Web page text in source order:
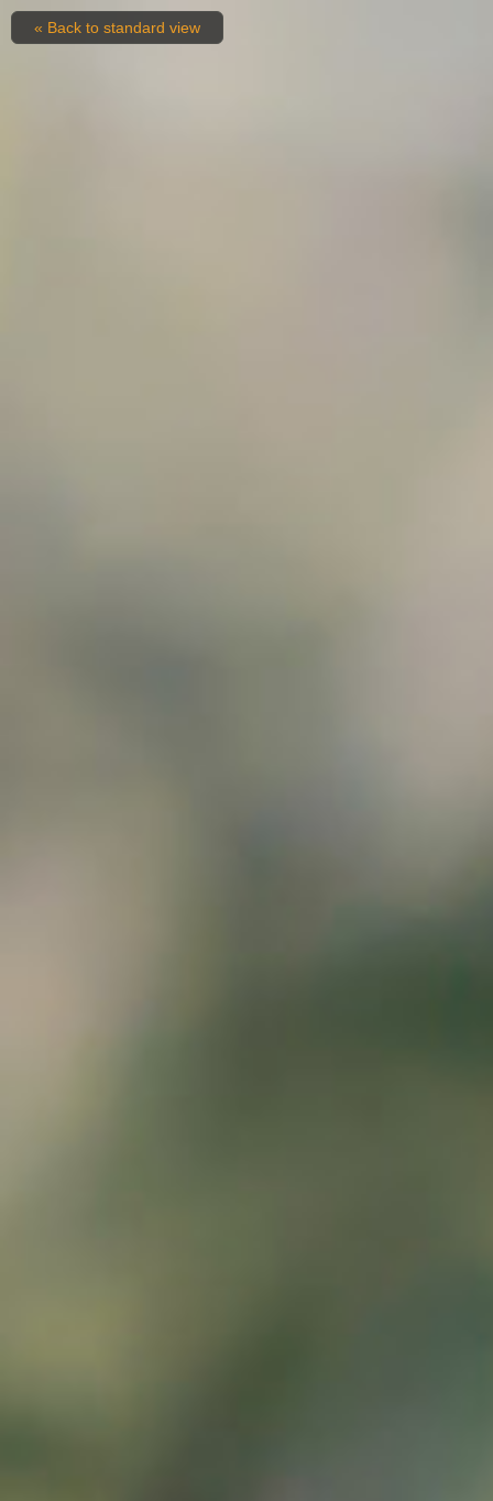
« Back to standard view